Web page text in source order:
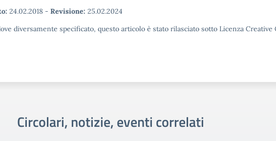
24.02.2018 - Revisione: 25.02.2024
diversamente specificato, questo articolo è stato rilasciato sotto Licenza
Circolari, notizie, eventi correlati